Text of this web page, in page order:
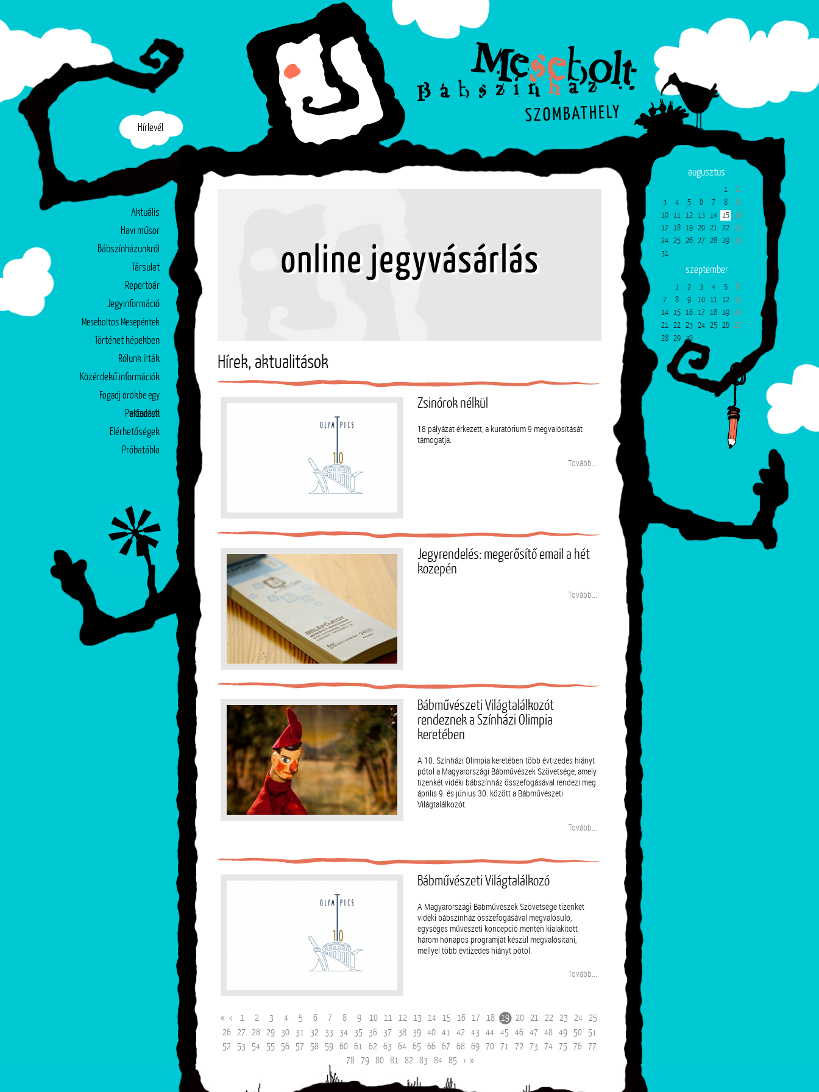
Hírlevél
Aktuális
Havi műsor
Bábszínházunkról
Társulat
Repertoár
Jegyinformáció
Meseboltos Mesepéntek
Történet képekben
Rólunk írták
Közérdekű információk
Fogadj örökbe egy
előadást!
Partnerek
Elérhetőségek
Próbatábla
Hírek, aktualitások
Zsinórok nélkül
18 pályázat érkezett, a kuratórium 9 megvalósítását
támogatja.
Tovább...
Jegyrendelés: megerősítő email a hét
közepén
Tovább...
Bábművészeti Világtalálkozót
rendeznek a Színházi Olimpia
keretében
A 10. Színházi Olimpia keretében több évtizedes hiányt
pótol a Magyarországi Bábművészek Szövetsége, amely
tizenkét vidéki bábszínház összefogásával rendezi meg
április 9. és június 30. között a Bábművészeti
Világtalálkozót.
Tovább...
Bábművészeti Világtalálkozó
A Magyarországi Bábművészek Szövetsége tizenkét
vidéki bábszínház összefogásával megvalósuló,
egységes művészeti koncepció mentén kialakított
három hónapos programját készül megvalósítani,
mellyel több évtizedes hiányt pótol.
Tovább...
« ‹ 1 2 3 4 5 6 7 8 9 10 11 12 13 14 15 16 17 18 19 20 21 22 23 24
25
26
27 28 29 30 31 32 33 34 35 36 37 38 39 40 41 42 43 44 45 46 47 48 49 50
51
52
53 54 55 56 57 58 59 60 61 62 63 64 65 66 67 68 69 70 71 72 73 74 75 76
77
78
79 80 81 82 83 84 85 › »
augusztus
1
2
3
4 5 6 7 8
9
10
11 12 13 14 15
16
17
18 19 20 21 22
23
24
25 26 27 28 29
30
31
szeptember
1 2 3 4 5
6
7
8 9 10 11 12
13
14
15 16 17 18 19
20
21
22 23 24 25 26
27
28
29 30